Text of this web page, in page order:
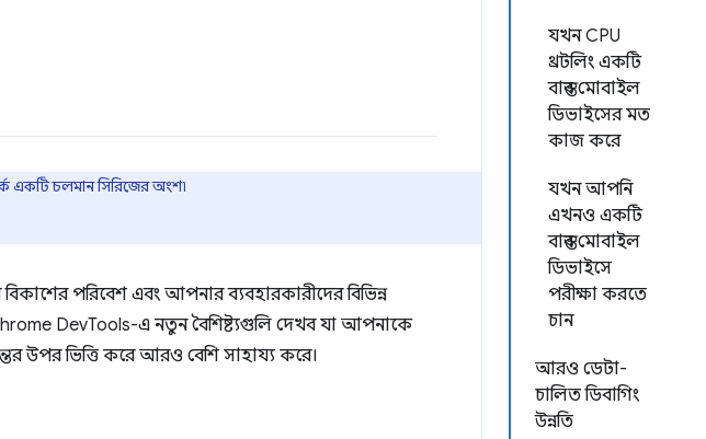
যখন CPU
থ্রটলিং একটি
বাস্তব মোবাইল
ডিভাইসের মত
কাজ করে
যখন আপনি
এখনও একটি
বাস্তব মোবাইল
ডিভাইসে
পরীক্ষা করতে
চান
আরও ডেটা-
চালিত ডিবাগিং
উন্নতি
একটি চলমান সিরিজের অংশ৷
পরিবেশ এবং আপনার ব্যবহারকারীদের বিভিন্ন
DevTools-এ নতুন বৈশিষ্ট্যগুলি দেখব যা আপনাকে
উপর ভিত্তি করে আরও বেশি সাহায্য করে।